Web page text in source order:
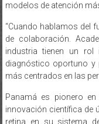
modelos de atención
“Cuando hablamos del
de colaboración.
industria tienen un rol
diagnóstico oportuno y
más centrados en las
Panamá es pionero
innovación científica de
retina en su sistema